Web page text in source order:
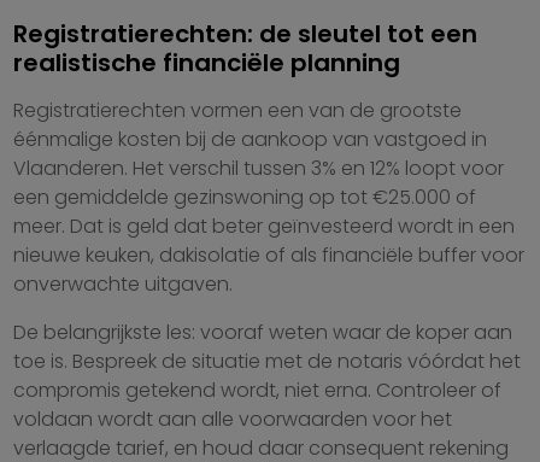
Registratierechten: de sleutel tot een
realistische financiële planning
Registratierechten vormen een van de grootste
éénmalige kosten bij de aankoop van vastgoed in
Vlaanderen. Het verschil tussen 3% en 12% loopt voor
een gemiddelde gezinswoning op tot €25.000 of
meer. Dat is geld dat beter geïnvesteerd wordt in een
nieuwe keuken, dakisolatie of als financiële buffer voor
onverwachte uitgaven.
De belangrijkste les: vooraf weten waar de koper aan
toe is. Bespreek de situatie met de notaris vóórdat het
compromis getekend wordt, niet erna. Controleer of
voldaan wordt aan alle voorwaarden voor het
verlaagde tarief, en houd daar consequent rekening